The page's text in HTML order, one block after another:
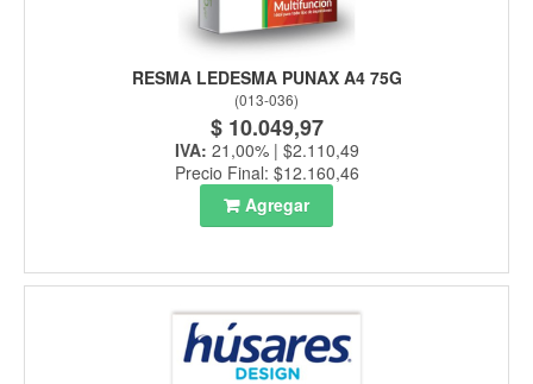
RESMA LEDESMA PUNAX A4 75G
(013-036)
$ 10.049,97
IVA: 21,00% | $2.110,49
Precio Final: $12.160,46
Agregar